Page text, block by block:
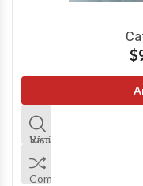
$
Vista Rápida
Comparar